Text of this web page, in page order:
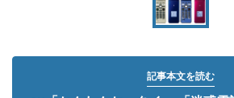
記事本文を読む